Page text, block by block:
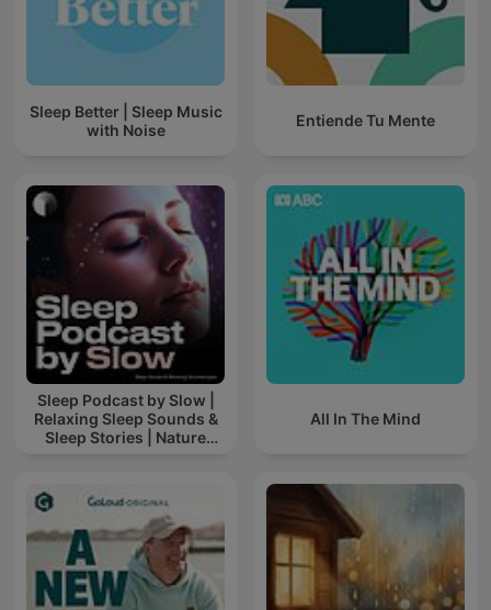
Sleep Better | Sleep Music
with Noise
Entiende Tu Mente
Sleep Podcast by Slow |
Relaxing Sleep Sounds &
Sleep Stories | Nature
All In The Mind